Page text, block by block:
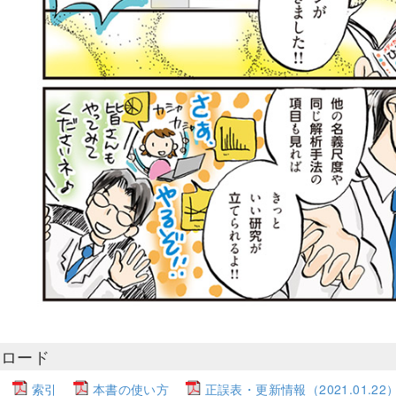
ード
索引 本書の使い方 正誤表・更新情報（2021.01.22